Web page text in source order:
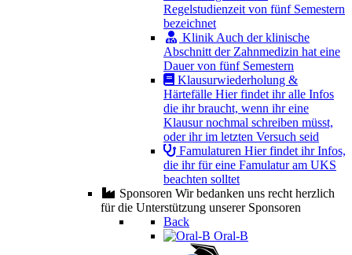
Regelstudienzeit von fünf Semestern
bezeichnet
KlinikAuch der klinische
Abschnitt der Zahnmedizin hat eine
Dauer von fünf Semestern
Klausurwiederholung &
Härtefälle Hier findet ihr alle Infos
die ihr braucht, wenn ihr eine
Klausur nochmal schreiben müsst,
oder ihr im letzten Versuch seid
Famulaturen Hier findet ihr Infos,
die ihr für eine Famulatur am UKS
beachten solltet
Sponsoren Wir bedanken uns recht herzlich
für die Unterstützung unserer Sponsoren
Back
Oral-B